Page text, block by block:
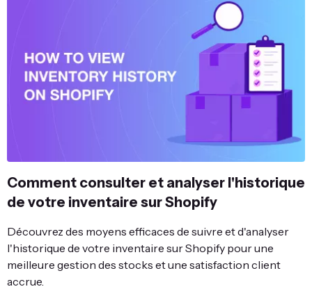
Comment consulter et analyser l'historique
de votre inventaire sur Shopify
Découvrez des moyens efficaces de suivre et d'analyser
l'historique de votre inventaire sur Shopify pour une
meilleure gestion des stocks et une satisfaction client
accrue.